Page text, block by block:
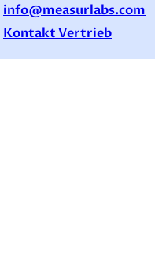
info@measurlabs.com
Kontakt Vertrieb